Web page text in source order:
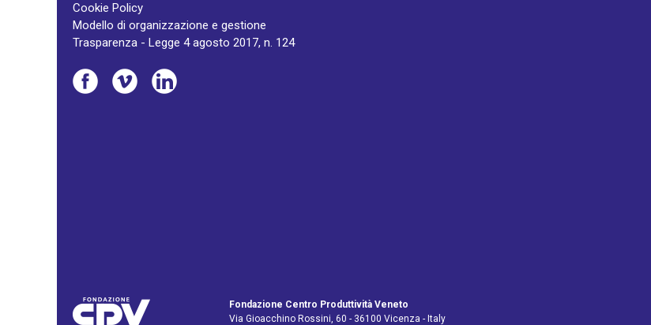
Cookie Policy
Modello di organizzazione e gestione
Trasparenza - Legge 4 agosto 2017, n. 124
Fondazione Centro Produttività Veneto
Via Gioacchino Rossini, 60 - 36100 Vicenza - Italy